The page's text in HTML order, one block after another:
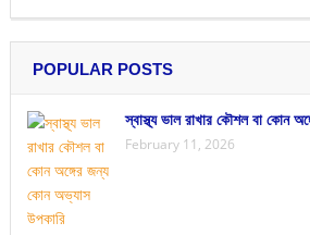
POPULAR POSTS
স্বাস্থ্য ভাল রাখার কৌশল বা কোন
February 11, 2026